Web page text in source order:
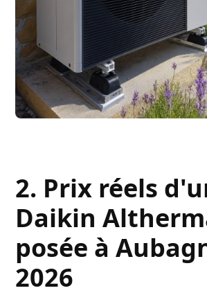
2. Prix réels
Daikin
posée à
2026